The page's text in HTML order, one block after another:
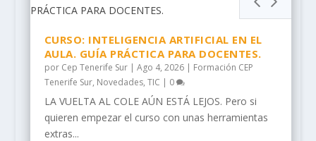
CURSO: INTELIGENCIA ARTIFICIAL EN EL
AULA. GUÍA PRÁCTICA PARA DOCENTES.
por Cep Tenerife Sur| Ago 4, 2026| Formación CEP
Tenerife Sur, Novedades, TIC | 0
LA VUELTA AL COLE AÚN ESTÁ LEJOS. Pero si
quieren empezar el curso con unas herramientas
extras...